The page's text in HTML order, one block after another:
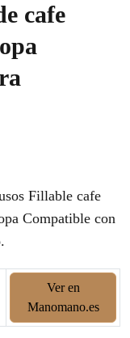
cafe
Fillable cafe
Compatible con
Ver en
Manomano.es